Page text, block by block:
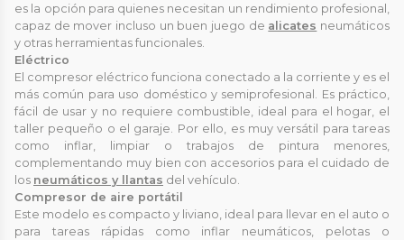
es la opción para quienes necesitan un rendimiento profesional,
capaz de mover incluso un buen juego de alicates neumáticos
y otras herramientas funcionales.
Eléctrico
El compresor eléctrico funciona conectado a la corriente y es el
más común para uso doméstico y semiprofesional. Es práctico,
fácil de usar y no requiere combustible, ideal para el hogar, el
taller pequeño o el garaje. Por ello, es muy versátil para tareas
como inflar, limpiar o trabajos de pintura menores,
complementando muy bien con accesorios para el cuidado de
los neumáticos y llantas del vehículo.
Compresor de aire portátil
Este modelo es compacto y liviano, ideal para llevar en el auto o
para tareas rápidas como inflar neumáticos, pelotas o